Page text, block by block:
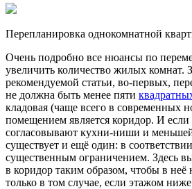
Перепланировка однокомнатной
Очень подробно все нюансы по
увеличить количество жилых комнат.
рекомендуемой статьи, во-первых,
не должна быть менее пяти
кладовая (чаще всего в современных
помещением является коридор. И
согласовывают кухни-ниши и
существует и ещё один: в
существенным ограничением. Здесь
в коридор таким образом, чтобы в
только в том случае, если этажом